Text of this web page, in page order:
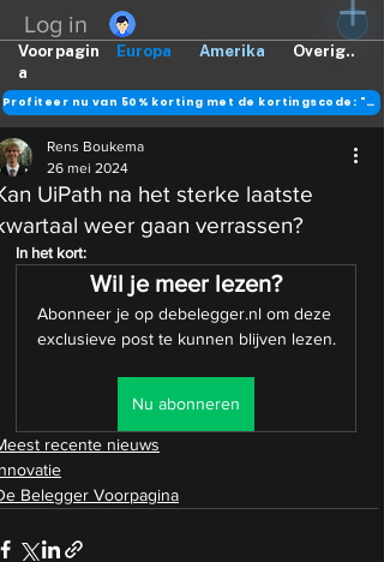
Log in
Europa Amerika Overig..
Voorpagin
a
Profiteer nu van 50% korting met de kortingscode: "DANK"
UiPath na het sterke laatste
weer gaan verrassen?
Rens Boukema
26 mei 2024
In het kort:
Wil je meer lezen?
Abonneer je op debelegger.nl om deze
exclusieve post te kunnen blijven lezen.
Nu abonneren
recente nieuws
Belegger Voorpagina